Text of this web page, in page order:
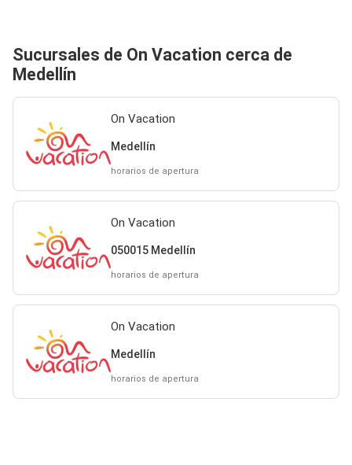
Sucursales de On Vacation cerca de
Medellín
On Vacation
Medellín
horarios de apertura
On Vacation
050015 Medellín
horarios de apertura
On Vacation
Medellín
horarios de apertura